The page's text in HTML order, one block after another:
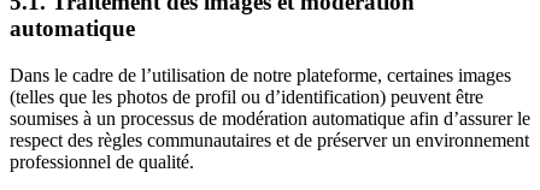
automatique
Dans le cadre de l’utilisation de notre plateforme, certaines images
(telles que les photos de profil ou d’identification) peuvent être
soumises à un processus de modération automatique afin d’assurer le
respect des règles communautaires et de préserver un environnement
professionnel de qualité.